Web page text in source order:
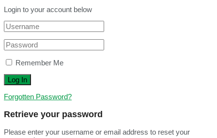
Login to your account below
Remember Me
Forgotten Password?
Retrieve your password
Please enter your username or email address to reset your